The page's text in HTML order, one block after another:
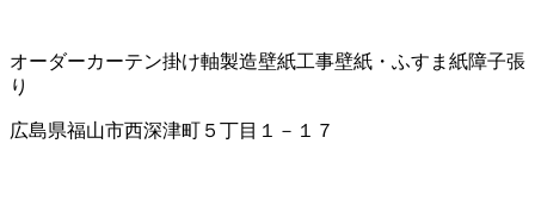
オーダーカーテン掛け軸製造壁紙工事壁紙・ふすま紙障子張
り
広島県福山市西深津町５丁目１－１７